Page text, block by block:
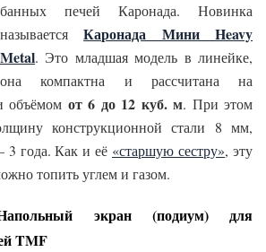
банных печей Каронада. Новинка
называетсяКаронада Мини Heavy
Metal. Это младшая модель в линейке,
она компактна и рассчитана на
объёмом от 6 до 12 куб. м. При этом
конструкционной стали 8 мм,
3 года. Как и её «старшую сестру», эту
топить углем и газом.
экран (подиум) для
TMF